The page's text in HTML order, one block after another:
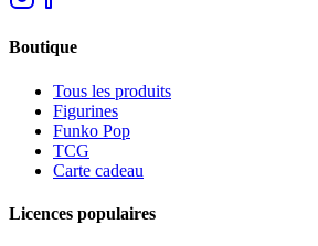
Boutique
Tous les produits
Figurines
Funko Pop
TCG
Carte cadeau
Licences populaires